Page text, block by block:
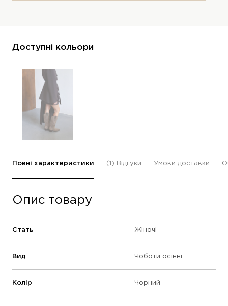
Доступні кольори
Повні характеристики (1) Відгуки Умови доставки
Опис товару
Стать Жіночі
Вид Чоботи осінні
Колір Чорний